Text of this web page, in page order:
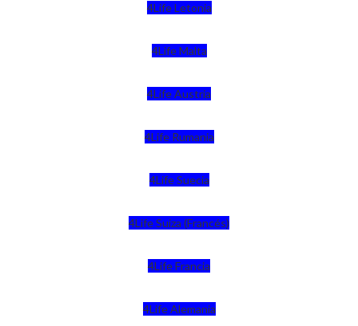
4Life Letonia
4Life Malta
4Life Austria
4Life Rumania
4Life Suecia
4Life Suiza (Francés)
4Life Francia
4Life Alemania